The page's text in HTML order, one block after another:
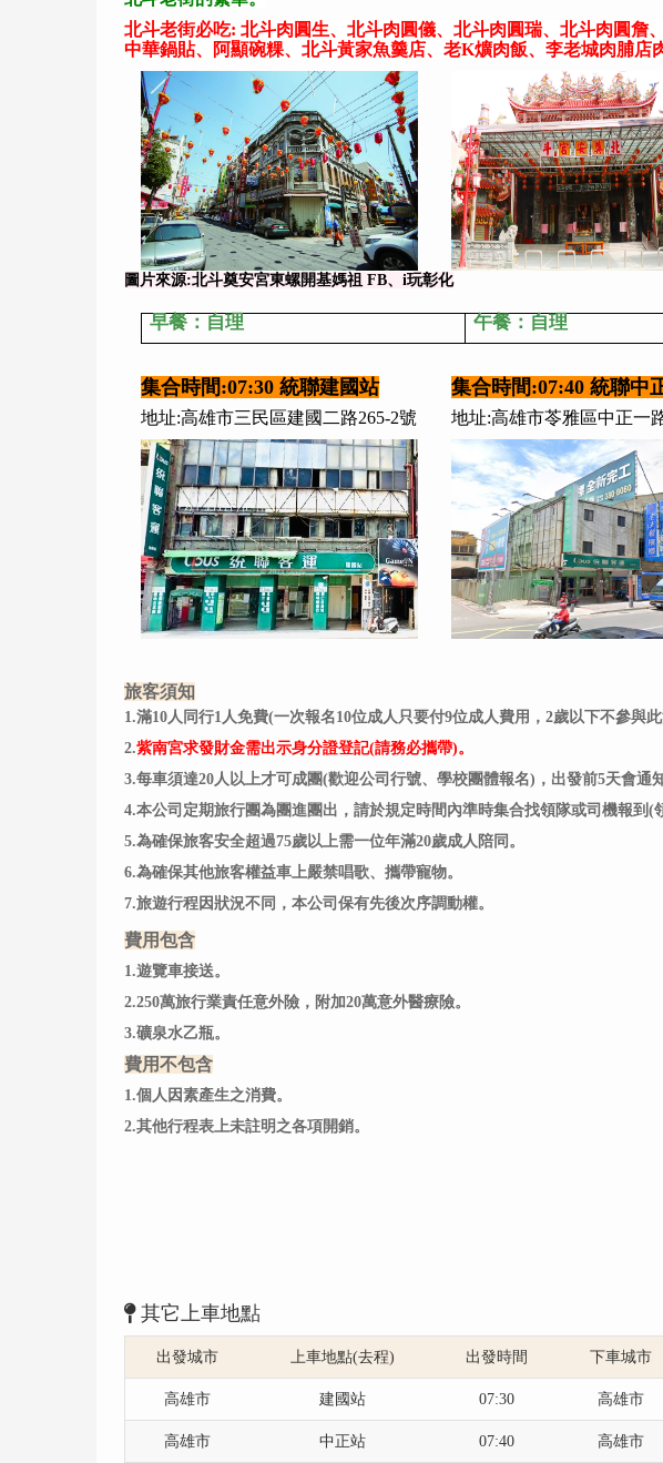
北斗老街必吃: 北斗肉圓生、北斗肉圓儀、北斗肉圓瑞、北斗肉圓詹
中華鍋貼、阿顯碗粿、北斗黃家魚羹店、老K爌肉飯、李老城肉脯店
圖片來源:北斗奠安宮東螺開基媽祖 FB、i玩彰化
早餐：自理 午餐：自理
集合時間:07:30 統聯建國站
地址:高雄市三民區建國二路265-2號
集合時間:07:40 統聯中
地址:高雄市苓雅區中正一
旅客須知
1.滿10人同行1人免費(一次報名10位成人只要付9位成人費用，2歲以下不參與此
2.紫南宮求發財金需出示身分證登記(請務必攜帶)。
3.每車須達20人以上才可成團(歡迎公司行號、學校團體報名)，出發前5天會通
4.本公司定期旅行團為團進團出，請於規定時間內準時集合找領隊或司機報到
5.為確保旅客安全超過75歲以上需一位年滿20歲成人陪同。
6.為確保其他旅客權益車上嚴禁唱歌、 攜帶寵物。
7.旅遊行程因狀況不同，本公司保有先後次序調動權。
費用包含
1.遊覽車接送。
2.250萬旅行業責任意外險，附加20萬意外醫療險。
3.礦泉水乙瓶。
費用不包含
1.個人因素產生之消費。
2.其他行程表上未註明之各項開銷。
其它上車地點
出發城市 上車地點(去程) 出發時間 下車城市
高雄市 建國站 07:30 高雄市
高雄市 中正站 07:40 高雄市